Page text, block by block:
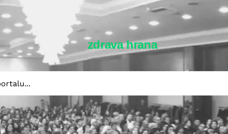
zdrava hrana